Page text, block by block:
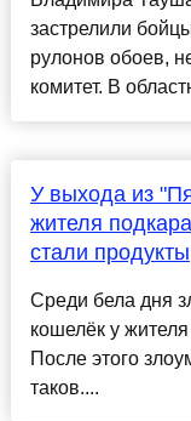
застрелили
рулонов обоев,
комитет. В
У выхода из
жителя
стали продукты
Среди бела дня
кошелёк у
После этого
таков....